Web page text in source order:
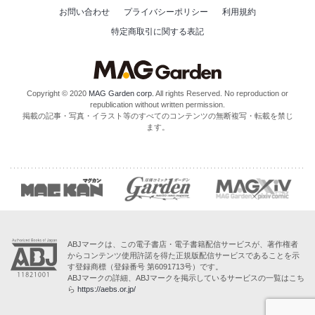
お問い合わせ
プライバシーポリシー
利用規約
特定商取引に関する表記
Copyright © 2020 MAG Garden corp. All rights Reserved. No reproduction or
republication without written permission.
掲載の記事・写真・イラスト等のすべてのコンテンツの無断複写・転載を禁じ
ます。
ABJマークは、この電子書店・電子書籍配信サービスが、著作権者
からコンテンツ使用許諾を得た正規版配信サービスであることを示
す登録商標（登録番号 第6091713号）です。
ABJマークの詳細、ABJマークを掲示しているサービスの一覧はこち
ら https://aebs.or.jp/